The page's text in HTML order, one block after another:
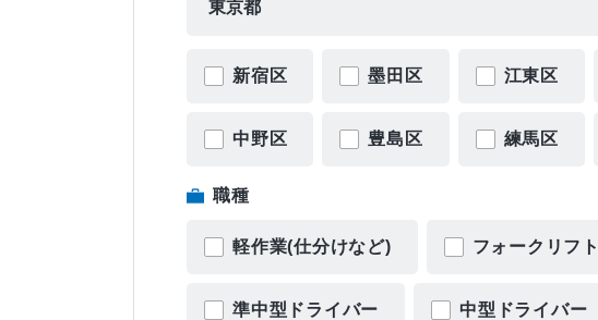
新宿区 墨田区 江東区
中野区 豊島区 練馬区
職種
軽作業(仕分けなど) フォークリフ
準中型ドライバー 中型ドライバー